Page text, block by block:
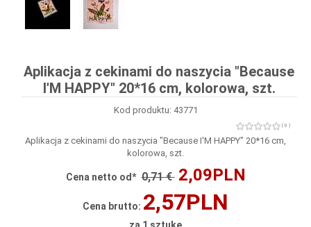
Aplikacja z cekinami do naszycia "Because
I'M HAPPY" 20*16 cm, kolorowa, szt.
Kod produktu: 43771
( 0 )
Aplikacja z cekinami do naszycia "Because I'M HAPPY" 20*16 cm,
kolorowa, szt.
Cena netto od* 0,71 € 2,09PLN
Cena brutto: 2,57PLN
za 1 sztukę